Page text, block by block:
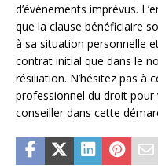
d’événements imprévus.
que la clause bénéficiaire
à sa situation personnelle
contrat initial que dans le
résiliation. N’hésitez pas à
professionnel du droit
conseiller dans cette